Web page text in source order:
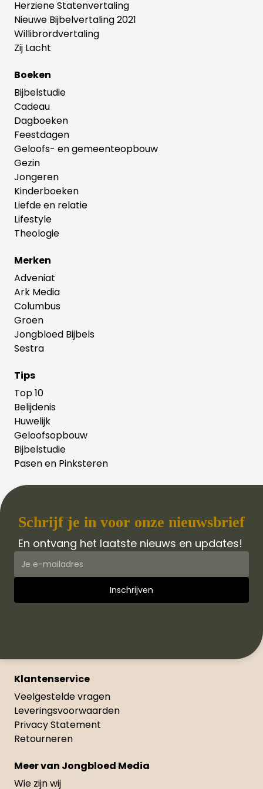
Herziene Statenvertaling
Nieuwe Bijbelvertaling 2021
Willibrordvertaling
Zij Lacht
Boeken
Bijbelstudie
Cadeau
Dagboeken
Feestdagen
Geloofs- en gemeenteopbouw
Gezin
Jongeren
Kinderboeken
Liefde en relatie
Lifestyle
Theologie
Merken
Adveniat
Ark Media
Columbus
Groen
Jongbloed Bijbels
Sestra
Tips
Top 10
Belijdenis
Huwelijk
Geloofsopbouw
Bijbelstudie
Pasen en Pinksteren
Schrijf je in voor onze nieuwsbrief
En ontvang het laatste nieuws en updates!
Klantenservice
Veelgestelde vragen
Leveringsvoorwaarden
Privacy Statement
Retourneren
Meer van Jongbloed Media
Wie zijn wij